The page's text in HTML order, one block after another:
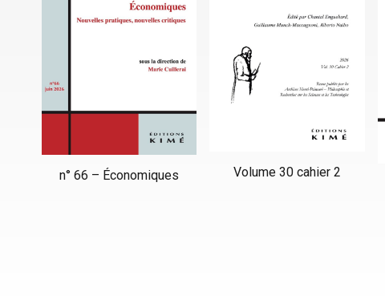
n° 66 – Économiques Volume 30 cahier 2